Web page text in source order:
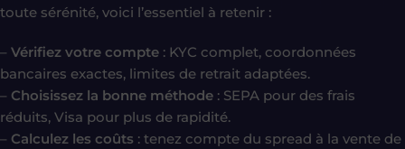
toute sérénité, voici l’essentiel à retenir :
– Vérifiez votre compte : KYC complet, coordonnées
bancaires exactes, limites de retrait adaptées.
– Choisissez la bonne méthode : SEPA pour des frais
réduits, Visa pour plus de rapidité.
– Calculez les coûts : tenez compte du spread à la vente de